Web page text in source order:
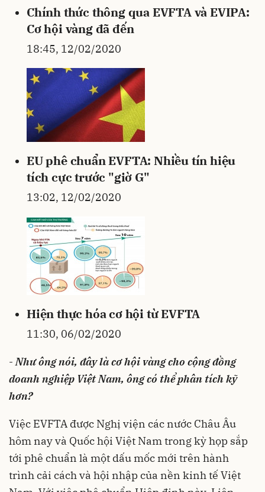
Chính thức thông qua EVFTA và EVIPA:
Cơ hội vàng đã đến
18:45, 12/02/2020
EU phê chuẩn EVFTA: Nhiều tín hiệu
tích cực trước "giờ G"
13:02, 12/02/2020
Hiện thực hóa cơ hội từ EVFTA
11:30, 06/02/2020
-Như ông nói, đây là cơ hội vàng cho cộng đồng
doanh nghiệp Việt Nam, ông có thể phân tích kỹ
hơn?
Việc EVFTA được Nghị viện các nước Châu Âu
hôm nay và Quốc hội Việt Nam trong kỳ họp sắp
tới phê chuẩn là một dấu mốc mới trên hành
trình cải cách và hội nhập của nền kinh tế Việt